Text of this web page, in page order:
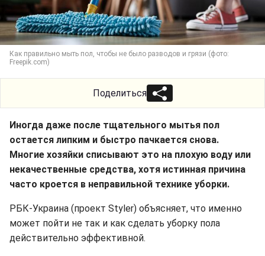
Как правильно мыть пол, чтобы не было разводов и грязи (фото:
Freepik.com)
Поделиться
Иногда даже после тщательного мытья пол
остается липким и быстро пачкается снова.
Многие хозяйки списывают это на плохую воду или
некачественные средства, хотя истинная причина
часто кроется в неправильной технике уборки.
РБК-Украина (проект Styler) объясняет, что именно
может пойти не так и как сделать уборку пола
действительно эффективной.